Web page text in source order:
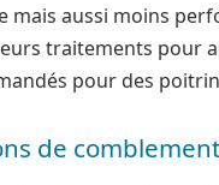
mais aussi moins
traitements pour
pour des
de